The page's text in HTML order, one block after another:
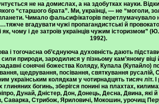
не на домислах, а на здобутках науки.
“старшого брата”. Ми, українці, — не “моголи,
Чимало фальсифікаторів
вгадувати чужі пропагандистські й
чому і де затроїв українців чужим історизмом”
1992).
і тогочасна об’єднуюча духовність дають
природи, зародилися у пізньому кам’яному
сонячні божества Коляду, Купала (Купайло)
щедрування, посівання, святкування
українським колядкам у чотирнадцять тисяч літ.
богинь, зберігся понині на плахтах,
Дунай, Дністер, Дон, Донець, Десна, Двина, які й
Саварка, Стрибож, Яриловичі, Мокошин, урочищ